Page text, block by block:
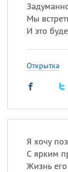
Мы
И это
Открытка
Я хочу
С ярким
Жизнь